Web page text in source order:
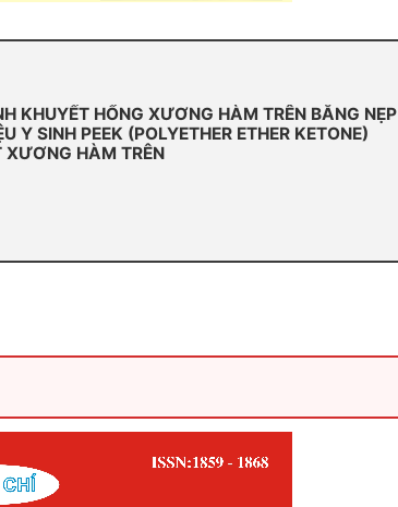
KHUYẾT HỔNG XƯƠNG HÀM TRÊN BẰNG NẸP
Y SINH PEEK (POLYETHER ETHER KETONE)
XƯƠNG HÀM TRÊN